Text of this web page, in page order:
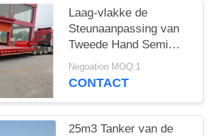
worden gemaakt
Laag-vlakke de
Steunaanpassing van
Tweede Hand Semi
Aanhangwagens 3axle
4axle 6axle
Negoation MOQ:1
CONTACT
25m3 Tanker van de